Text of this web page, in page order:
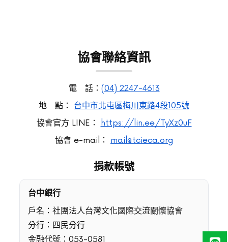
協會聯絡資訊
電 話： (04) 2247-4613
地 點： 台中市北屯區梅川東路4段105號
協會官方 LINE： https://lin.ee/TyXz0uF
協會 e-mail： mail@tcieca.org
捐款帳號
台中銀行
戶名：社團法人台灣文化國際交流關懷協會
分行：四民分行
金融代號：053-0581